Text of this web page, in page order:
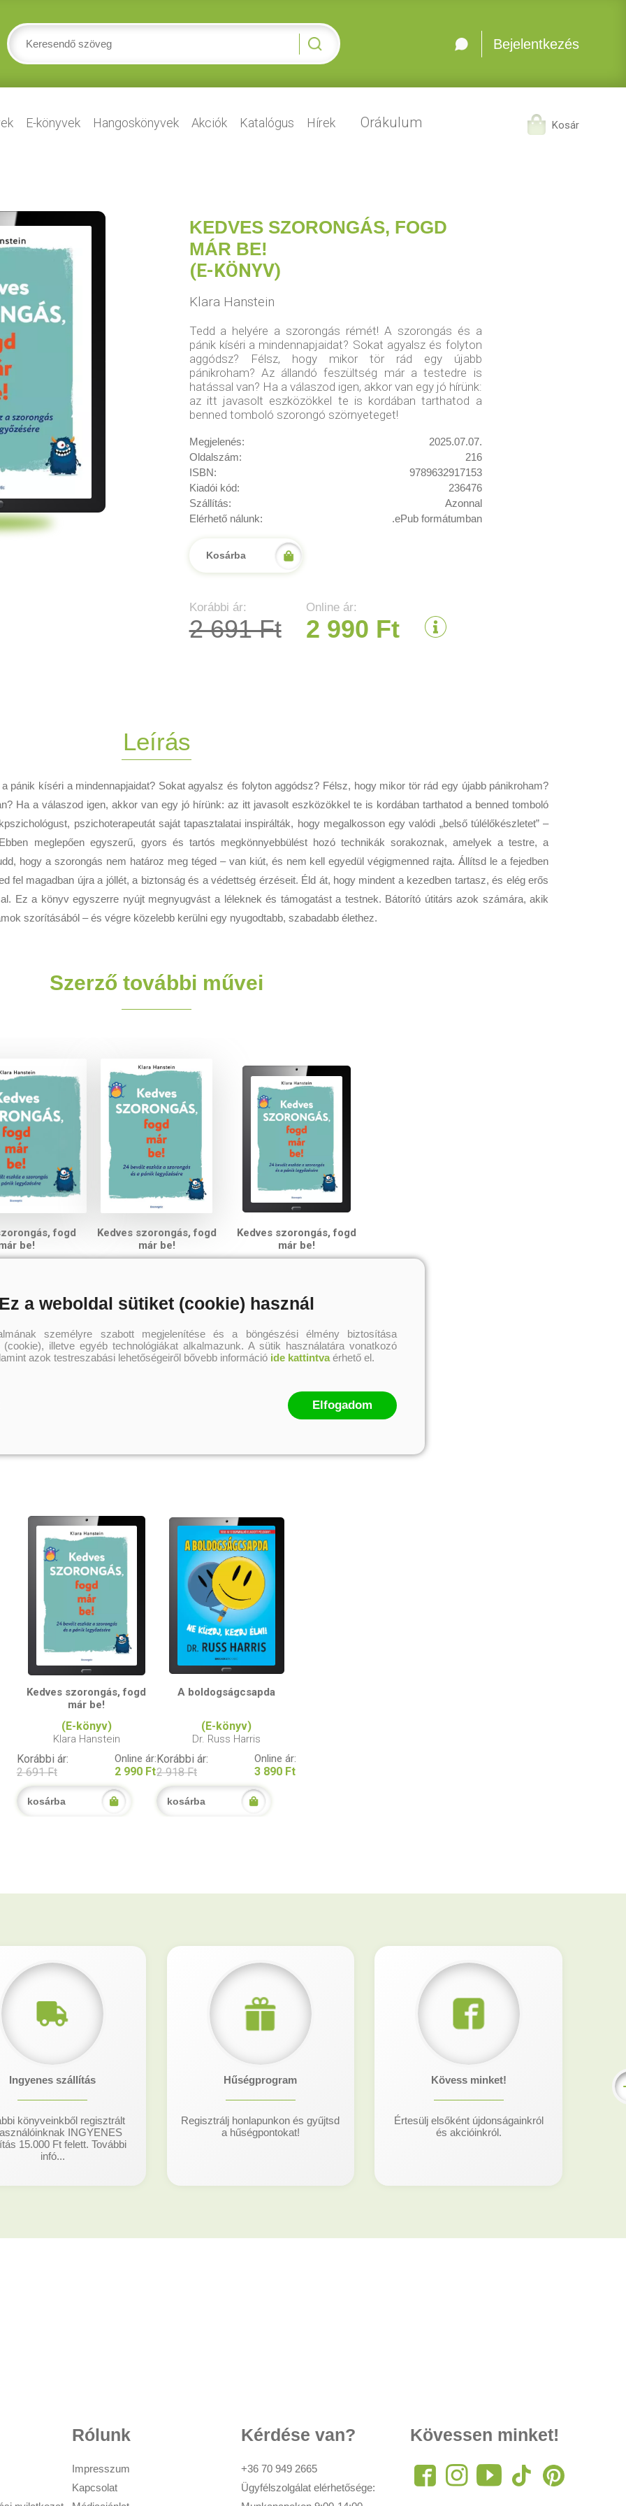
Bejelentkezés
E-könyvek Hangoskönyvek Akciók Katalógus Hírek Orákulum Kosár
KEDVES SZORONGÁS, FOGD
MÁR BE!
(E-KÖNYV)
Klara Hanstein
Tedd a helyére a szorongás rémét! A szorongás és a
pánik kíséri a mindennapjaidat? Sokat agyalsz és folyton
aggódsz? Félsz, hogy mikor tör rád egy újabb
pánikroham? Az állandó feszültség már a testedre is
hatással van? Ha a válaszod igen, akkor van egy jó hírünk:
az itt javasolt eszközökkel te is kordában tarthatod a
benned tomboló szorongó szörnyeteget!
Megjelenés:
2025.07.07.
Oldalszám:
216
ISBN:
9789632917153
Kiadói kód:
236476
Szállítás:
Azonnal
Elérhető nálunk:
.ePub formátumban
Kosárba
Korábbi ár:
2 691 Ft
Online ár:
2 990 Ft
Leírás
pánik kíséri a mindennapjaidat? Sokat agyalsz és folyton aggódsz? Félsz, hogy mikor tör rád egy újabb pánikroham?
Ha a válaszod igen, akkor van egy jó hírünk: az itt javasolt eszközökkel te is kordában tarthatod a benned tomboló
pszichoterapeutát saját tapasztalatai inspirálták, hogy megalkosson egy valódi „belső túlélőkészletet” –
meglepően egyszerű, gyors és tartós megkönnyebbülést hozó technikák sorakoznak, amelyek a testre, a
hogy a szorongás nem határoz meg téged – van kiút, és nem kell egyedül végigmenned rajta. Állítsd le a fejedben
fel magadban újra a jóllét, a biztonság és a védettség érzéseit. Éld át, hogy mindent a kezedben tartasz, és elég erős
Ez a könyv egyszerre nyújt megnyugvást a léleknek és támogatást a testnek. Bátorító útitárs azok számára, akik
szorításából – és végre közelebb kerülni egy nyugodtabb, szabadabb élethez.
Szerző további művei
fogd
be!
Kedves szorongás, fogd
már be!
Eredeti ár:
3 490 Ft
Online ár:
2 618 Ft
kosárba
Kedves szorongás, fogd
már be!
Korábbi ár:
2 691 Ft
kosárba
A kategória további termékei
Kedves szorongás, fogd
már be!
(E-könyv)
Klara Hanstein
Korábbi ár:
2 691 Ft
Online ár:
2 990 Ft
kosárba
A boldogságcsapda
(E-könyv)
Dr. Russ Harris
Korábbi ár:
2 918 Ft
Online ár:
3 890 Ft
kosárba
Ingyenes szállítás
könyveinkből regisztrált
INGYENES
15.000 Ft felett. További
infó...
Hűségprogram
Regisztrálj honlapunkon és gyűjtsd
a hűségpontokat!
Kövess minket!
Értesülj elsőként újdonságainkról
és akcióinkról.
Rólunk
Impresszum
Kapcsolat
Kérdése van?
+36 70 949 2665
Ügyfélszolgálat elérhetősége:
Kövessen minket!
Ez a weboldal sütiket (cookie) használ
személyre szabott megjelenítése és a böngészési élmény biztosítása
illetve egyéb technológiákat alkalmazunk. A sütik használatára vonatkozó
azok testreszabási lehetőségeiről bővebb információ ide kattintvaérhető el.
Elfogadom